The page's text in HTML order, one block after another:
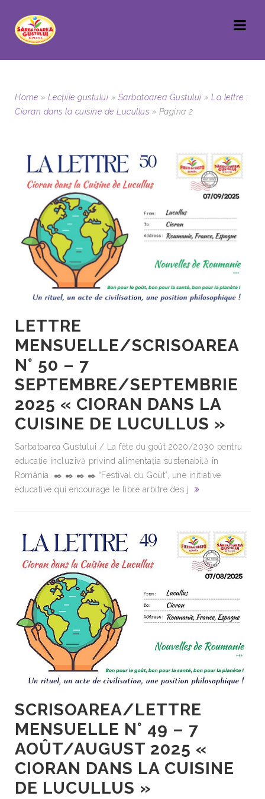
Home » Lecțiile gustului » Sarbatoarea Gustului » La lettre :
Cioran dans la cuisine de Lucullus » Pagina 2
LETTRE
MENSUELLE/SCRISOAREA
N° 50 – 7
SEPTEMBRE/SEPTEMBRIE
2025 « CIORAN DANS LA
CUISINE DE LUCULLUS »
Sarbatoarea Gustului / La fête du goût 2020/2030 pentru
educație incluzivă privind alimentația sustenabilă în
România. ✒️ ✒️ ✒️ ✒️ “Festival du Goût”, une initiative
éducative qui encourage le libre arbitre des j
SCRISOAREA/LETTRE
MENSUELLE N° 49 – 7
AOÛT/AUGUST 2025 «
CIORAN DANS LA CUISINE
DE LUCULLUS »